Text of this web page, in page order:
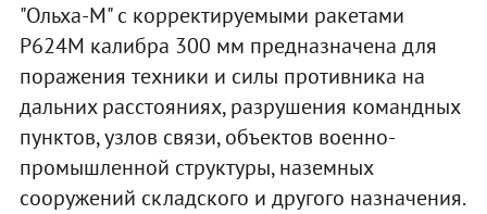
"Ольха-М" с корректируемыми ракетами
Р624М калибра 300 мм предназначена для
поражения техники и силы противника на
дальних расстояниях, разрушения командных
пунктов, узлов связи, объектов военно-
промышленной структуры, наземных
сооружений складского и другого назначения.